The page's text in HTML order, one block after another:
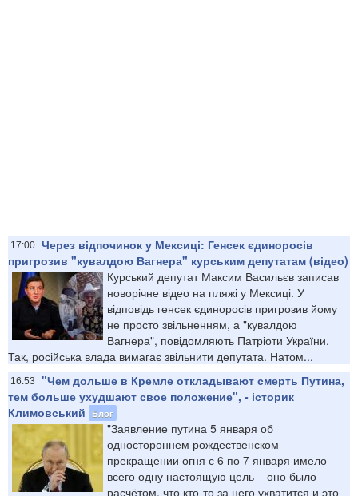
17:00 Через відпочинок у Мексиці: Генсек єдиноросів
пригрозив "кувалдою Вагнера" курським депутатам (відео)
Курський депутат Максим Васильєв записав
новорічне відео на пляжі у Мексиці. У
відповідь генсек єдиноросів пригрозив йому
не просто звільненням, а "кувалдою
Вагнера", повідомляють Патріоти України.
Так, російська влада вимагає звільнити депутата. Натом...
16:53
"Чем дольше в Кремле откладывают смерть Путина,
тем больше ухудшают свое положение", - історик
Климовський
Блог
"Заявление путина 5 января об
одностороннем рождественском
прекращении огня с 6 по 7 января имело
всего одну настоящую цель – оно было
расчётом, что кто-то за него ухватится и это